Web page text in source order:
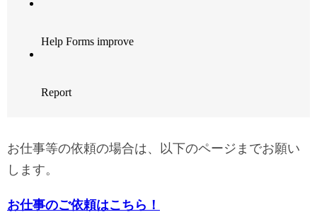
お仕事等の依頼の場合は、以下のページまでお願い
します。
お仕事のご依頼はこちら！